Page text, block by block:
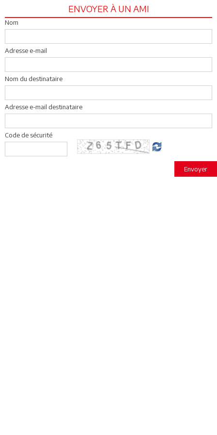
ENVOYER À UN AMI
Nom
Adresse e-mail
Nom du destinataire
Adresse e-mail destinataire
Code de sécurité
Envoyer